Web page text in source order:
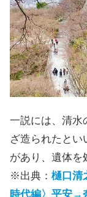
一説には、清水
ざ造られたとい
があり、遺体を
※出典： 樋口清
時代編〉平安→